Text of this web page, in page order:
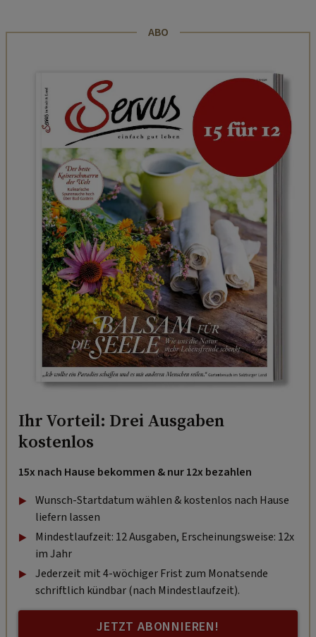
ABO
Ihr Vorteil: Drei Ausgaben
kostenlos
15x nach Hause bekommen & nur 12x bezahlen
Wunsch-Startdatum wählen & kostenlos nach Hause
liefern lassen
Mindestlaufzeit: 12 Ausgaben, Erscheinungsweise: 12x
im Jahr
Jederzeit mit 4-wöchiger Frist zum Monatsende
schriftlich kündbar (nach Mindestlaufzeit).
JETZT ABONNIEREN!